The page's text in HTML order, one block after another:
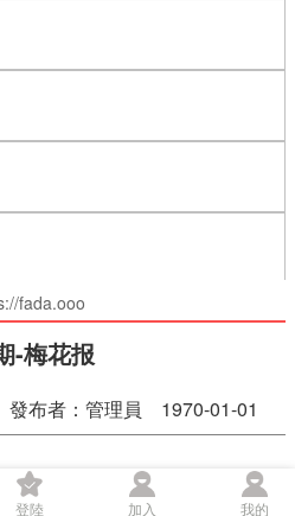
fada.ooo
-梅花报
發布者：管理員 1970-01-01
登陸 加入 我的